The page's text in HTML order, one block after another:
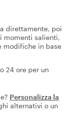
direttamente, poi
momenti salienti,
modifiche in base
24 ore per un
Personalizza la
alternativi o un